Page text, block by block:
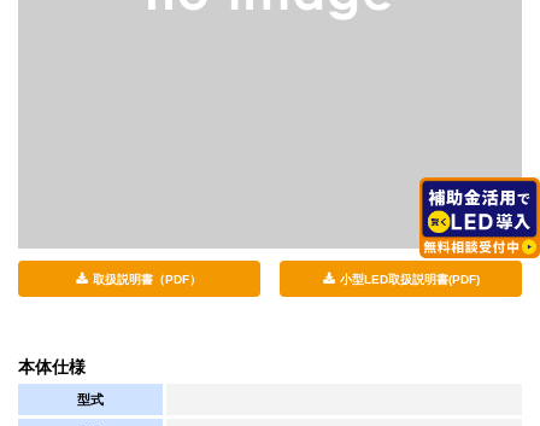
取扱説明書（PDF） 小型LED取扱説明書(PDF)
本体仕様
型式